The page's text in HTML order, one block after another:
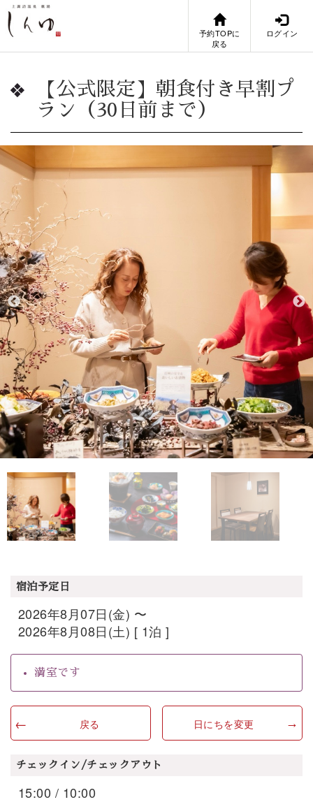
予約TOPに
戻る
ログイン
【公式限定】朝食付き早割プ
ラン（30日前まで）
宿泊予定日
2026年8月07日(金) 〜
2026年8月08日(土) [ 1泊 ]
満室です
戻る 日にちを変更
チェックイン/チェックアウト
15:00 / 10:00